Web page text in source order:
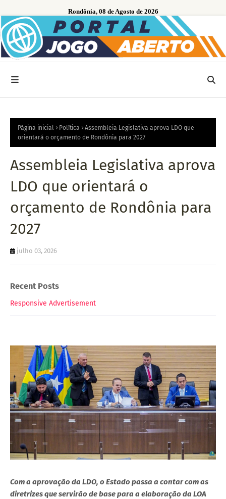
Rondônia, 08 de Agosto de 2026
Página inicial Política
Assembleia Legislativa aprova LDO que
orientará o orçamento de Rondônia para 2027
Assembleia Legislativa aprova
LDO que orientará o
orçamento de Rondônia para
2027
julho 03, 2026
Recent Posts
Responsive Advertisement
Com a aprovação da LDO, o Estado passa a contar com as
diretrizes que servirão de base para a elaboração da LOA